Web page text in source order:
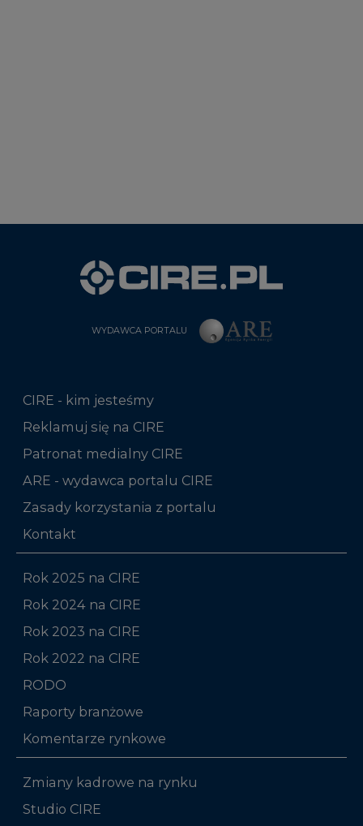
WYDAWCA PORTALU
CIRE - kim jesteśmy
Reklamuj się na CIRE
Patronat medialny CIRE
ARE - wydawca portalu CIRE
Zasady korzystania z portalu
Kontakt
Rok 2025 na CIRE
Rok 2024 na CIRE
Rok 2023 na CIRE
Rok 2022 na CIRE
RODO
Raporty branżowe
Komentarze rynkowe
Zmiany kadrowe na rynku
Studio CIRE